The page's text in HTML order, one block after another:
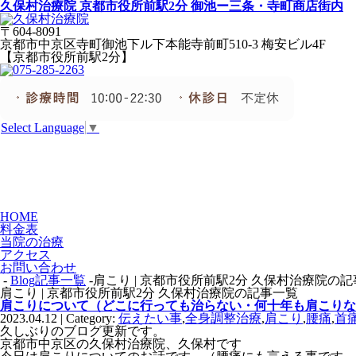
久保村治療院 京都市役所前駅2分 御池ー三条・寺町商店街内
〒604-8091
京都市中京区寺町御池下ル下本能寺前町510-3 梅安ビル4F
【京都市役所前駅2分】
Select Language ▼
HOME
料金表
当院の治療
アクセス
お問い合わせ
- Blog記事一覧 -肩こり | 京都市役所前駅2分 久保村治療院の記
肩こり | 京都市役所前駅2分 久保村治療院の記事一覧
肩こりについて（どこに行っても治らない・何十年も肩こりな
2023.04.12 | Category: 伝えたい事,全身調整治療,肩こり ,腰痛,首
久しぶりのブログ更新です。
京都市中京区の久保村治療院、久保村です